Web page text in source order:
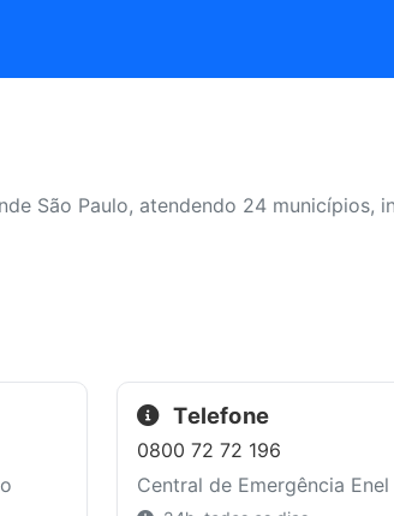
São Paulo, atendendo 24 municípios,
Telefone
0800 72 72 196
Central de Emergência Enel